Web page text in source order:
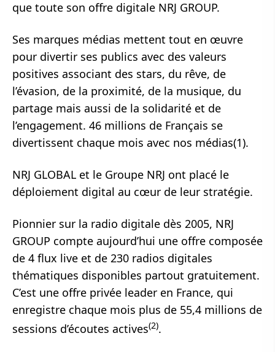
que toute son offre digitale NRJ GROUP.
Ses marques médias mettent tout en œuvre
pour divertir ses publics avec des valeurs
positives associant des stars, du rêve, de
l’évasion, de la proximité, de la musique, du
partage mais aussi de la solidarité et de
l’engagement. 46 millions de Français se
divertissent chaque mois avec nos médias(1).
NRJ GLOBAL et le Groupe NRJ ont placé le
déploiement digital au cœur de leur stratégie.
Pionnier sur la radio digitale dès 2005, NRJ
GROUP compte aujourd’hui une offre composée
de 4 flux live et de 230 radios digitales
thématiques disponibles partout gratuitement.
C’est une offre privée leader en France, qui
enregistre chaque mois plus de 55,4 millions de
sessions d’écoutes actives(2).